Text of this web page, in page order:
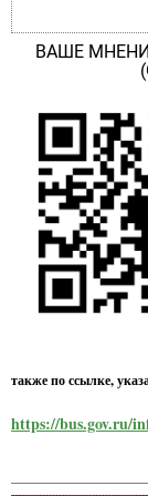
ВАШЕ
также по ссылке,
https://bus.gov.ru/